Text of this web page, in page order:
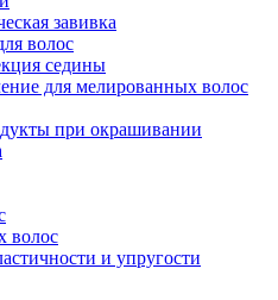
завивка
волос
седины
для мелированных волос
при окрашивании
волос
и упругости